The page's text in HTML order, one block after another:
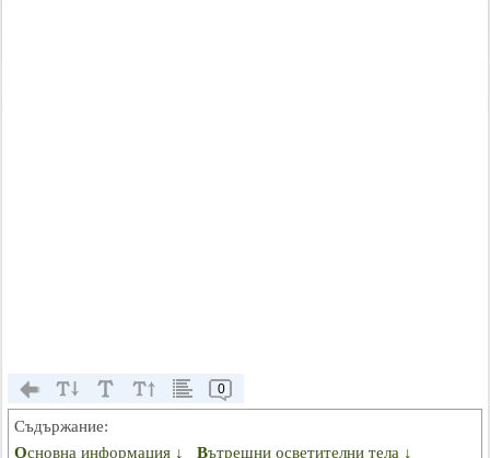
0
Съдържание:
Основна информация ↓
Вътрешни осветителни тела ↓